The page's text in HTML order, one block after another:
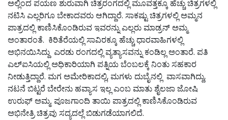
ಅಲ್ಲಿಂದ ಪಯಣ ಶುರುವಾಗಿ ಚಿತ್ರರಂಗದಲ್ಲಿ ಮೂವತ್ತಕ್ಕೂ ಹೆಚ್ಚು ಚಿತ್ರಗಳಲ್ಲಿ
ನಟಿಸಿ ಎಲ್ಲರಿಗೂ ಬೇಕಾದವರು ಆಗಿದ್ದಾರೆ. ಸಾಕಷ್ಟು ಚಿತ್ರಗಳಲ್ಲಿ ಅಮ್ಮನ
ಪಾತ್ರದಲ್ಲಿ ಕಾಣಿಸಿಕೊಂಡಿರುವ ಇವರನ್ನು ಎಲ್ಲರು ಮಾಡ್ರನ್ ಅಮ್ಮ
ಅಂತಾರಂತೆ. ಕಿರಿತೆರೆಯಲ್ಲಿ ಸಾವಿರಕ್ಕೂ ಹೆಚ್ಚು ಧಾರವಾಹಿಗಳಲ್ಲಿ
ಅಭಿನಯಿಸಿದ್ದು ಎರಡು ರಂಗದಲ್ಲಿ ವ್ಯತ್ಯಾಸವನ್ನು ಕಂಡಿಲ್ಲ ಅಂತಾರೆ. ಪತಿ
ಎಲ್‌ಐಸಿಯಲ್ಲಿ ಅಧಿಕಾರಿಯಾಗಿ ಪತ್ನಿಯ ಬೆಂಬಲಕ್ಕೆ ನಿಂತು ಸಹಕಾರ
ನೀಡುತ್ತಿದ್ದಾರೆ. ಮಗ ಅಮೇರಿಕಾದಲ್ಲಿ, ಮಗಳು ದುಬೈನಲ್ಲಿ ವಾಸವಾಗಿದ್ದು,
ನಟನೆ ಬಿಟ್ಟರೆ ಬೇರೇನು ಹವ್ಯಾಸ ಇಲ್ಲ ಎಂಬ ಮಾತು ಶೈಲಜಾ ಜೋಷಿ
ಉರುಫ್ ಅಮ್ಮ. ಪೂಜಗಾಂದಿ ತಾಯಿ ಪಾತ್ರದಲ್ಲಿ ಕಾಣಿಸಿಕೊಂಡಿರುವ
ಅಭಿನೇತ್ರಿ ಚಿತ್ರವು ಸದ್ಯದಲ್ಲೆ ಬಿಡುಗಡೆಯಾಗಲಿದೆ.